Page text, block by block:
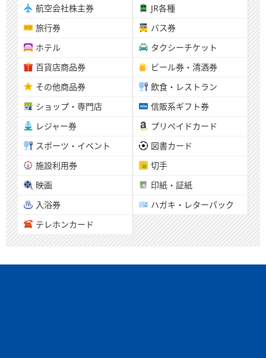
航空会社株主券
JR各種
旅行券
バス券
ホテル
タクシーチケット
百貨店商品券
ビール券・清酒券
その他商品券
飲食・レストラン
ショップ・専門店
信販系ギフト券
レジャー券
プリペイドカード
スポーツ・イベント
図書カード
施設利用券
切手
映画
印紙・証紙
入浴券
ハガキ・レターパック
テレホンカード